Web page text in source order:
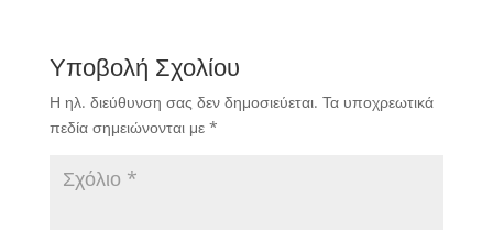
καθώς και οι ειδικές
διοργανώσεις
κατηγορίας Μεικτού και
King Of The Court για
Υποβολή Σχολίου
Η ηλ. διεύθυνση σας δεν δημοσιεύεται. Τα υποχρεωτικά
πεδία σημειώνονται με *